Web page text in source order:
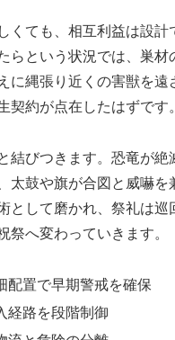
くても、相互利益は設計
らという状況では、巣材
に縄張り近くの害獣を遠
契約が点在したはずです。
結びつきます。恐竜が絶
太鼓や旗が合図と威嚇を
として磨かれ、祭礼は巡
祭へ変わっていきます。
配置で早期警戒を確保
経路を段階制御